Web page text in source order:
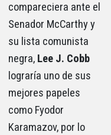
compareciera ante el
Senador McCarthy y
su lista comunista
negra, Lee J. Cobb
lograría uno de sus
mejores papeles
como Fyodor
Karamazov, por lo